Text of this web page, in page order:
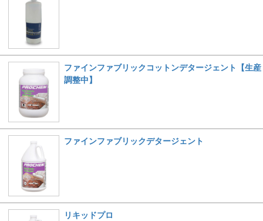
ファインファブリックコットンデタージェント【生産
調整中】
ファインファブリックデタージェント
リキッドプロ